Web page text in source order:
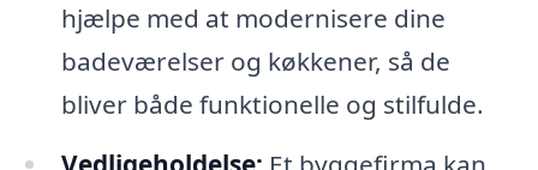
hjælpe med at modernisere dine
badeværelser og køkkener, så de
bliver både funktionelle og stilfulde.